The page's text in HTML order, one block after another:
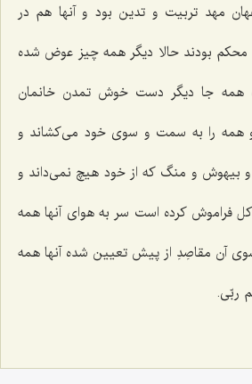
مهد تربیت و تدین بود و آنها هم در
بودند حالا دیگر همه چیز عوض شده
همه جا دیگر دست خوش تمدن خانمان
همه را به سمت و سوی خود می‌کشاند و
بیهوش و منگ که از خود هیچ نمی‌داند و
فراموش کرده است سر به هوای آنها همه
آن مقاصِدِ از پیش تعیین شده آنها همه
ربّی.